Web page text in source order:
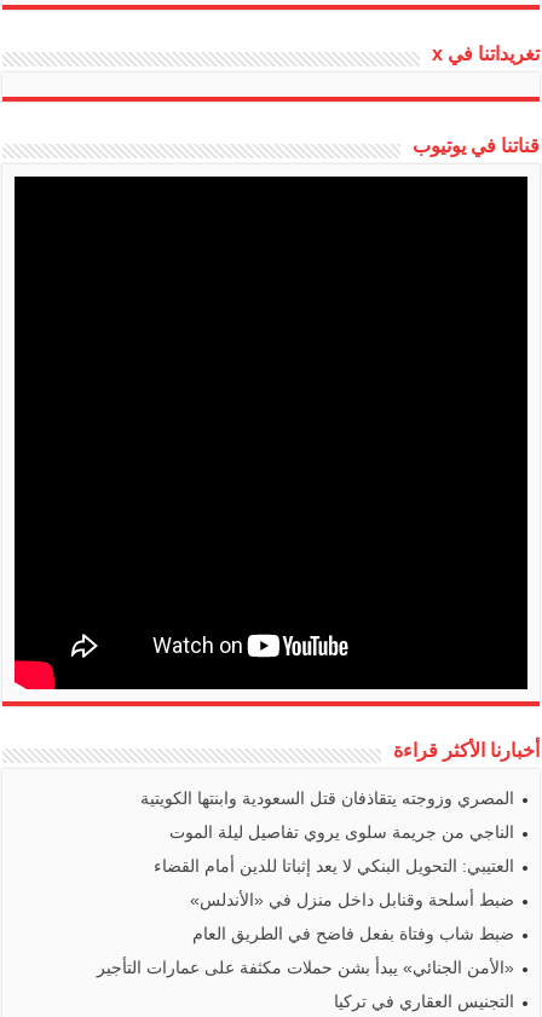
تغريداتنا في x
قناتنا في يوتيوب
أخبارنا الأكثر قراءة
المصري وزوجته يتقاذفان قتل السعودية وابنتها الكويتية
الناجي من جريمة سلوى يروي تفاصيل ليلة الموت
العتيبي: التحويل البنكي لا يعد إثباتا للدين أمام القضاء
ضبط أسلحة وقنابل داخل منزل في «الأندلس»
ضبط شاب وفتاة بفعل فاضح في الطريق العام
«الأمن الجنائي» يبدأ بشن حملات مكثفة على عمارات التأجير
التجنيس العقاري في تركيا